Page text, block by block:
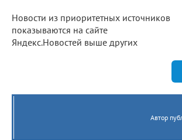
Новости из приоритетных источников
показываются на сайте
Яндекс.Новостей выше других
Автор